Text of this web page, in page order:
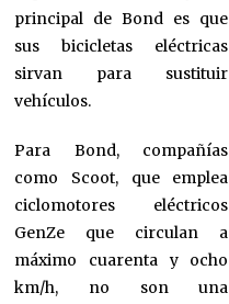
principal de Bond es que
sus bicicletas eléctricas
sirvan para sustituir
vehículos.
Para Bond, compañías
como Scoot, que emplea
ciclomotores eléctricos
GenZe que circulan a
máximo cuarenta y ocho
km/h, no son una